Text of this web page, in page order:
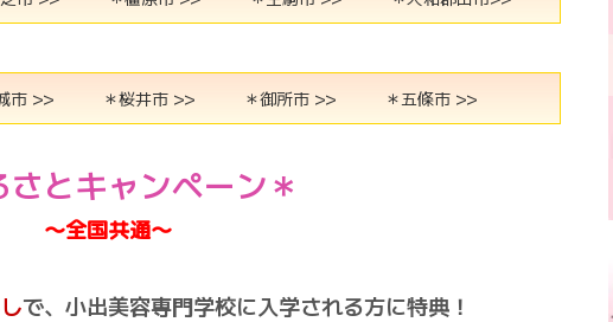
市 >> ＊桜井市 >> ＊御所市 >> ＊五條市 >>
さとキャンペーン＊
〜全国共通〜
で、小出美容専門学校に入学される方に特典！